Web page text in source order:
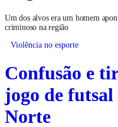
Um dos alvos era um homem
criminoso na região
Violência no esporte
Confusão e
jogo de
Norte